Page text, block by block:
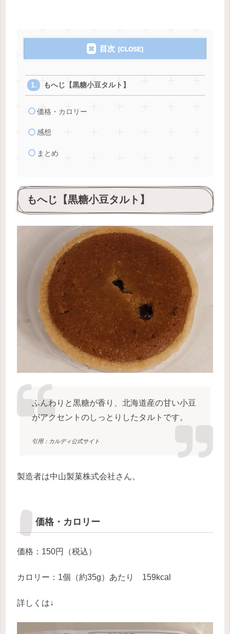
目次
もへじ【黒糖小豆タルト】
価格・カロリー
感想
まとめ
もへじ【黒糖小豆タルト】
ふんわりと黒糖が香り、北海道産の甘い小豆
がアクセントのしっとりしたタルトです。
引用：カルディ公式サイト
製造者は中山製菓株式会社さん。
価格・カロリー
価格：150円（税込）
カロリー：1個（約35g）あたり 159kcal
詳しくは↓